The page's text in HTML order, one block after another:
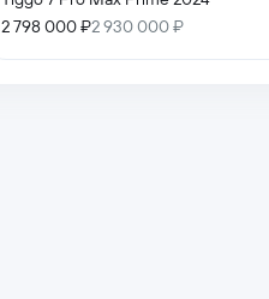
2 798 000 ₽2 930 000 ₽